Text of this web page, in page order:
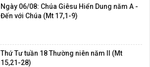
Ngày 06/08: Chúa Giêsu Hiển Dung năm A -
Đến với Chúa (Mt 17,1-9)
Thứ Tư tuần 18 Thường niên năm II (Mt
15,21-28)